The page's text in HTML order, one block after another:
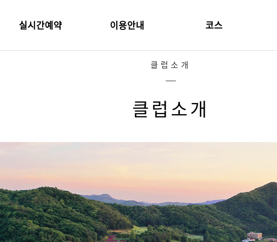
실시간예약 이용안내 코스
클럽소개
클럽소개